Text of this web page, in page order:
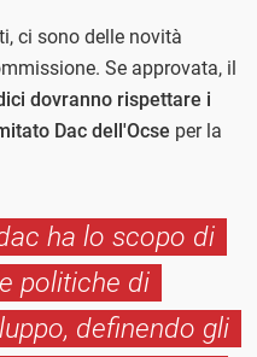
ci sono delle novità
Se approvata, il
dovranno rispettare i
Dac dell'Ocse per la
ha lo scopo di
politiche di
definendo gli